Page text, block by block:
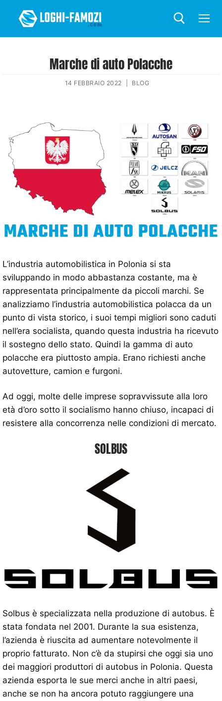
Marche di auto Polacche
14 FEBBRAIO 2022 BLOG
L’industria automobilistica in Polonia si sta
sviluppando in modo abbastanza costante, ma è
rappresentata principalmente da piccoli marchi. Se
analizziamo l’industria automobilistica polacca da un
punto di vista storico, i suoi tempi migliori sono caduti
nell’era socialista, quando questa industria ha ricevuto
il sostegno dello stato. Quindi la gamma di auto
polacche era piuttosto ampia. Erano richiesti anche
autovetture, camion e furgoni.
Ad oggi, molte delle imprese sopravvissute alla loro
età d’oro sotto il socialismo hanno chiuso, incapaci di
resistere alla concorrenza nelle condizioni di mercato.
SOLBUS
Solbus è specializzata nella produzione di autobus. È
stata fondata nel 2001. Durante la sua esistenza,
l’azienda è riuscita ad aumentare notevolmente il
proprio fatturato. Non c’è da stupirsi che oggi sia uno
dei maggiori produttori di autobus in Polonia. Questa
azienda esporta le sue merci anche in altri paesi,
anche se non ha ancora potuto raggiungere una